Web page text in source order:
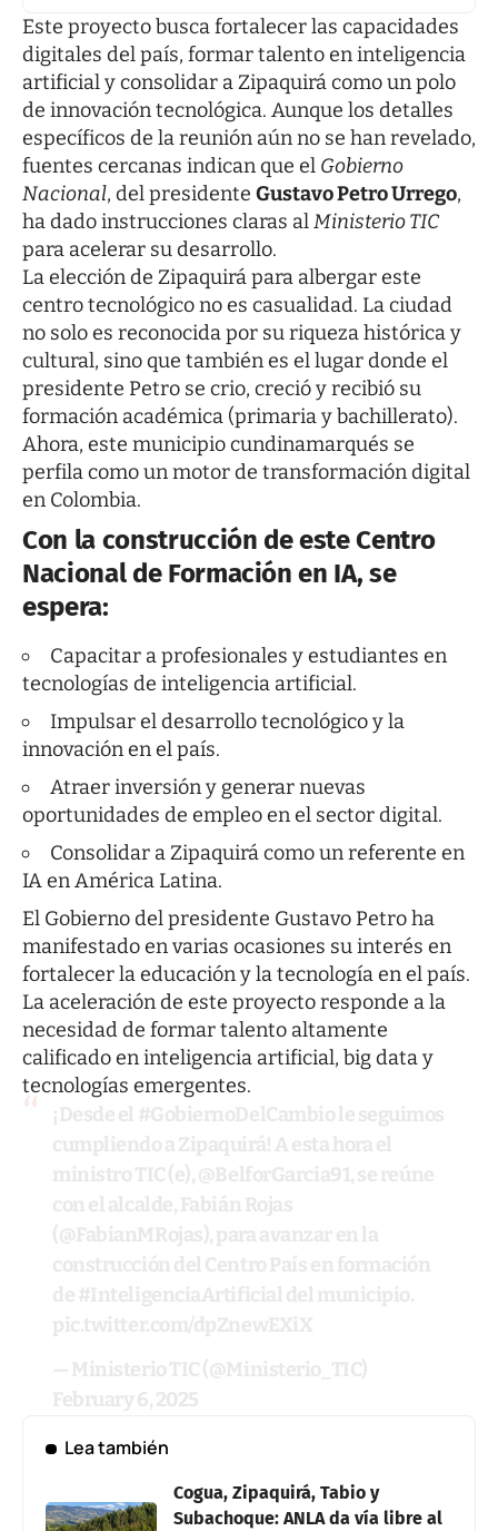
Este proyecto busca fortalecer las capacidades
digitales del país, formar talento en inteligencia
artificial y consolidar a Zipaquirá como un polo
de innovación tecnológica. Aunque los detalles
específicos de la reunión aún no se han revelado,
fuentes cercanas indican que el Gobierno
Nacional, del presidente Gustavo Petro Urrego,
ha dado instrucciones claras alMinisterio TIC
para acelerar su desarrollo.
La elección de Zipaquirá para albergar este
centro tecnológico no es casualidad. La ciudad
no solo es reconocida por su riqueza histórica y
cultural, sino que también es el lugar donde el
presidente Petro se crio, creció y recibió su
formación académica (primaria y bachillerato).
Ahora, este municipio cundinamarqués se
perfila como un motor de transformación digital
en Colombia.
Con la construcción de este Centro
Nacional de Formación en IA, se
espera:
Capacitar a profesionales y estudiantes en
tecnologías de inteligencia artificial.
Impulsar el desarrollo tecnológico y la
innovación en el país.
Atraer inversión y generar nuevas
oportunidades de empleo en el sector digital.
Consolidar a Zipaquirá como un referente en
IA en América Latina.
El Gobierno del presidente Gustavo Petro ha
manifestado en varias ocasiones su interés en
fortalecer la educación y la tecnología en el país.
La aceleración de este proyecto responde a la
necesidad de formar talento altamente
calificado en inteligencia artificial, big data y
tecnologías emergentes.
Lea también
Cogua, Zipaquirá, Tabio y
Subachoque: ANLA da vía libre al